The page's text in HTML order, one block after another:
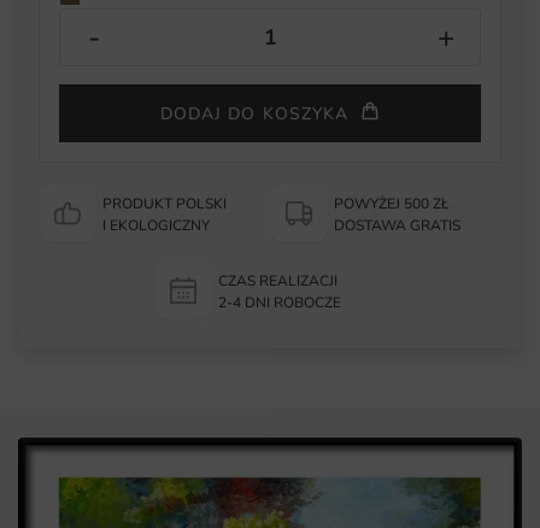
DODAJ DO KOSZYKA
PRODUKT POLSKI
I EKOLOGICZNY
POWYŻEJ 500 ZŁ
DOSTAWA GRATIS
CZAS REALIZACJI
2-4 DNI ROBOCZE